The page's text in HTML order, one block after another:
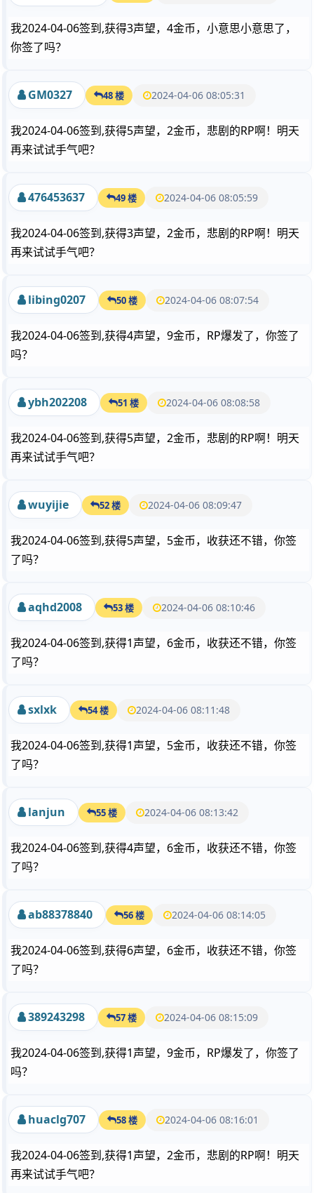
我2024-04-06签到,获得3声望，4金币，小意思小意思了，
你签了吗？
GM0327 48 楼 2024-04-06 08:05:31
我2024-04-06签到,获得5声望，2金币，悲剧的RP啊！明天
再来试试手气吧？
476453637 49 楼 2024-04-06 08:05:59
我2024-04-06签到,获得3声望，2金币，悲剧的RP啊！明天
再来试试手气吧？
libing0207 50 楼 2024-04-06 08:07:54
我2024-04-06签到,获得4声望，9金币，RP爆发了，你签了
吗？
ybh202208 51 楼 2024-04-06 08:08:58
我2024-04-06签到,获得5声望，2金币，悲剧的RP啊！明天
再来试试手气吧？
wuyijie 52 楼 2024-04-06 08:09:47
我2024-04-06签到,获得5声望，5金币，收获还不错，你签
了吗？
aqhd2008 53 楼 2024-04-06 08:10:46
我2024-04-06签到,获得1声望，6金币，收获还不错，你签
了吗？
sxlxk 54 楼 2024-04-06 08:11:48
我2024-04-06签到,获得1声望，5金币，收获还不错，你签
了吗？
lanjun 55 楼 2024-04-06 08:13:42
我2024-04-06签到,获得4声望，6金币，收获还不错，你签
了吗？
ab88378840 56 楼 2024-04-06 08:14:05
我2024-04-06签到,获得6声望，6金币，收获还不错，你签
了吗？
389243298 57 楼 2024-04-06 08:15:09
我2024-04-06签到,获得1声望，9金币，RP爆发了，你签了
吗？
huaclg707 58 楼 2024-04-06 08:16:01
我2024-04-06签到,获得1声望，2金币，悲剧的RP啊！明天
再来试试手气吧？